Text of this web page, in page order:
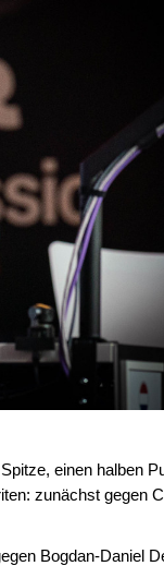
einen halben
zunächst gegen
Bogdan-Daniel